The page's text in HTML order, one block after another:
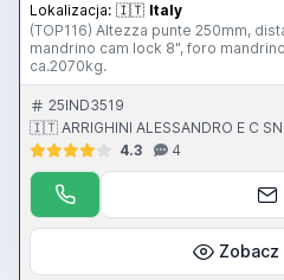
Lokalizacja: 🇮🇹 Italy
(TOP116) Altezza punte 250mm,
mandrino cam lock 8", foro
ca.2070kg.
25IND3519
🇮🇹 ARRIGHINI ALESSANDRO E C
4.3
4